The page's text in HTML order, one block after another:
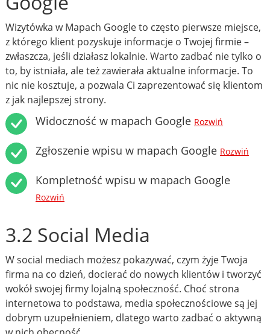
Wizytówka w Mapach Google to często pierwsze miejsce,
z którego klient pozyskuje informacje o Twojej firmie –
zwłaszcza, jeśli działasz lokalnie. Warto zadbać nie tylko o
to, by istniała, ale też zawierała aktualne informacje. To
nic nie kosztuje, a pozwala Ci zaprezentować się klientom
z jak najlepszej strony.
Widoczność w mapach Google Rozwiń
Zgłoszenie wpisu w mapach Google Rozwiń
Kompletność wpisu w mapach Google
Rozwiń
3.2 Social Media
W social mediach możesz pokazywać, czym żyje Twoja
firma na co dzień, docierać do nowych klientów i tworzyć
wokół swojej firmy lojalną społeczność. Choć strona
internetowa to podstawa, media społecznościowe są jej
dobrym uzupełnieniem, dlatego warto zadbać o aktywną